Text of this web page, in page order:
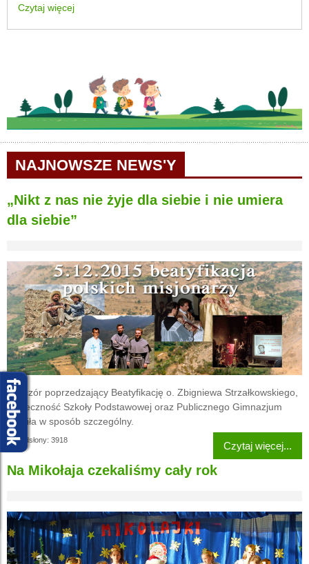
Czytaj więcej
NAJNOWSZE NEWS'Y
„Nikt z nas nie żyje dla siebie i nie umiera
dla siebie”
Wieczór poprzedzający Beatyfikację o. Zbigniewa Strzałkowskiego,
społeczność Szkoły Podstawowej oraz Publicznego Gimnazjum
uczciła w sposób szczególny.
Odsłony: 3918 Czytaj więcej...
Na Mikołaja czekaliśmy cały rok